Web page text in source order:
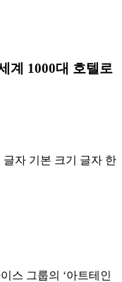
계 1000대 호텔로
글자 기본 크기 글자 한
스 그룹의 ‘아트테인